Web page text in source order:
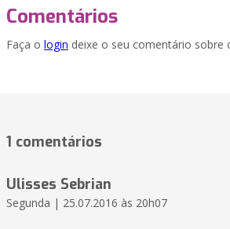
Comentários
Faça o login deixe o seu comentário sobre
1 comentários
Ulisses Sebrian
Segunda | 25.07.2016 às 20h07